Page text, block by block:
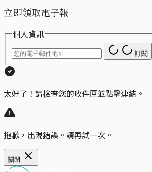
立即領取電子報
個人資訊
訂閱
太好了！請檢查您的收件匣並點擊連結。
抱歉，出現錯誤。請再試一次。
關閉